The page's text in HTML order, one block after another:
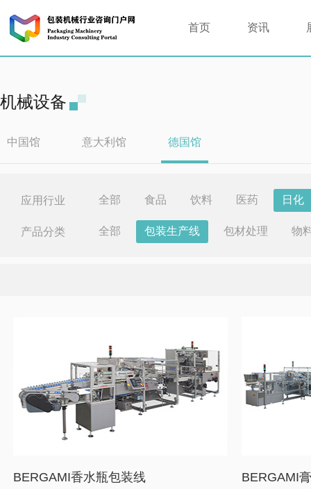
首页 资讯
机械设备
中国馆 意大利馆 德国馆
应用行业 全部 食品 饮料 医药 日化
产品分类 全部 包装生产线 包材处理 物
BERGAMI香水瓶包装线 BERGAMI